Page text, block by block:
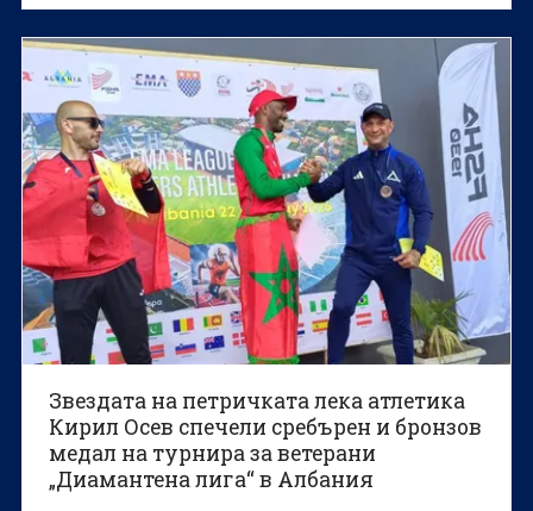
на Световното първенство по лека атлетика за
юноши и девойки до 20 години, което ще се
проведе през лятото в Юджийн (САЩ).
Звездата на петричката лека атлетика
Кирил Осев спечели сребърен и бронзов
медал на турнира за ветерани
„Диамантена лига“ в Албания